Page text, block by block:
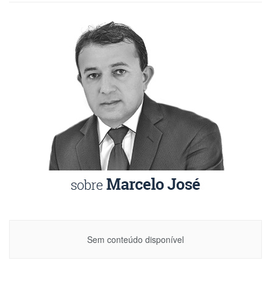
Sem conteúdo disponível